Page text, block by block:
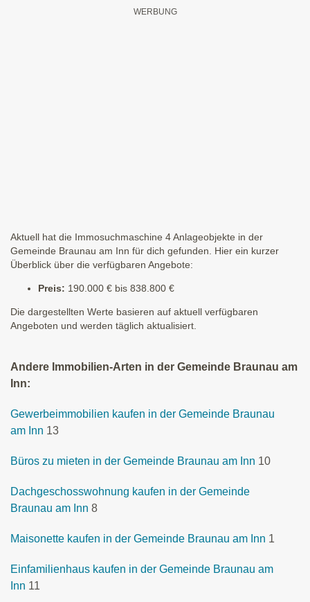
Aktuell hat die Immosuchmaschine 4 Anlageobjekte in der
Gemeinde Braunau am Inn für dich gefunden. Hier ein kurzer
Überblick über die verfügbaren Angebote:
Preis: 190.000 € bis 838.800 €
Die dargestellten Werte basieren auf aktuell verfügbaren
Angeboten und werden täglich aktualisiert.
Andere Immobilien-Arten in der Gemeinde Braunau am
Inn:
Gewerbeimmobilien kaufen in der Gemeinde Braunau
am Inn 13
Büros zu mieten in der Gemeinde Braunau am Inn 10
Dachgeschosswohnung kaufen in der Gemeinde
Braunau am Inn 8
Maisonette kaufen in der Gemeinde Braunau am Inn 1
Einfamilienhaus kaufen in der Gemeinde Braunau am
Inn 11